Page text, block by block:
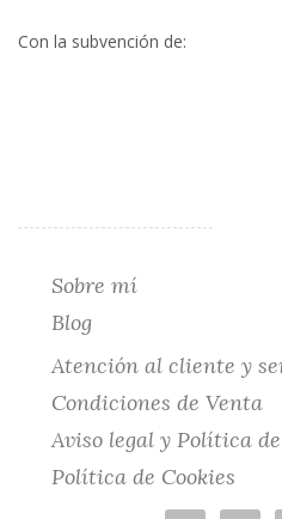
Con la subvención de:
Sobre mí
Blog
Atención al cliente y
Condiciones de Venta
Aviso legal y Política
Política de Cookies